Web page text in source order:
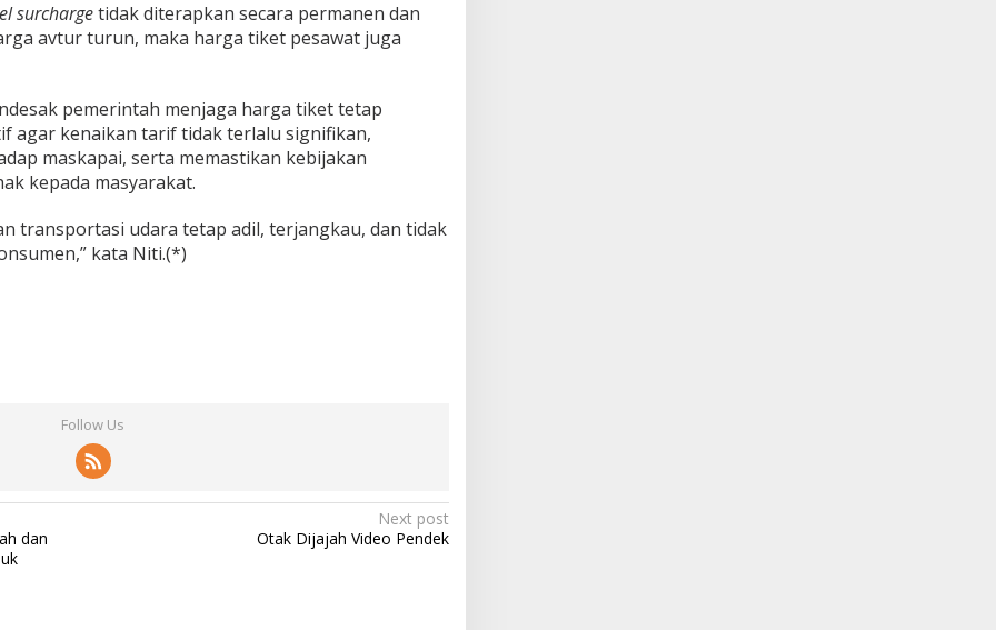
surchargetidak diterapkan secara permanen dan
avtur turun, maka harga tiket pesawat juga
pemerintah menjaga harga tiket tetap
agar kenaikan tarif tidak terlalu signifikan,
maskapai, serta memastikan kebijakan
kepada masyarakat.
transportasi udara tetap adil, terjangkau, dan tidak
kata Niti.(*)
Follow Us
dan
Next post
Otak Dijajah Video Pendek